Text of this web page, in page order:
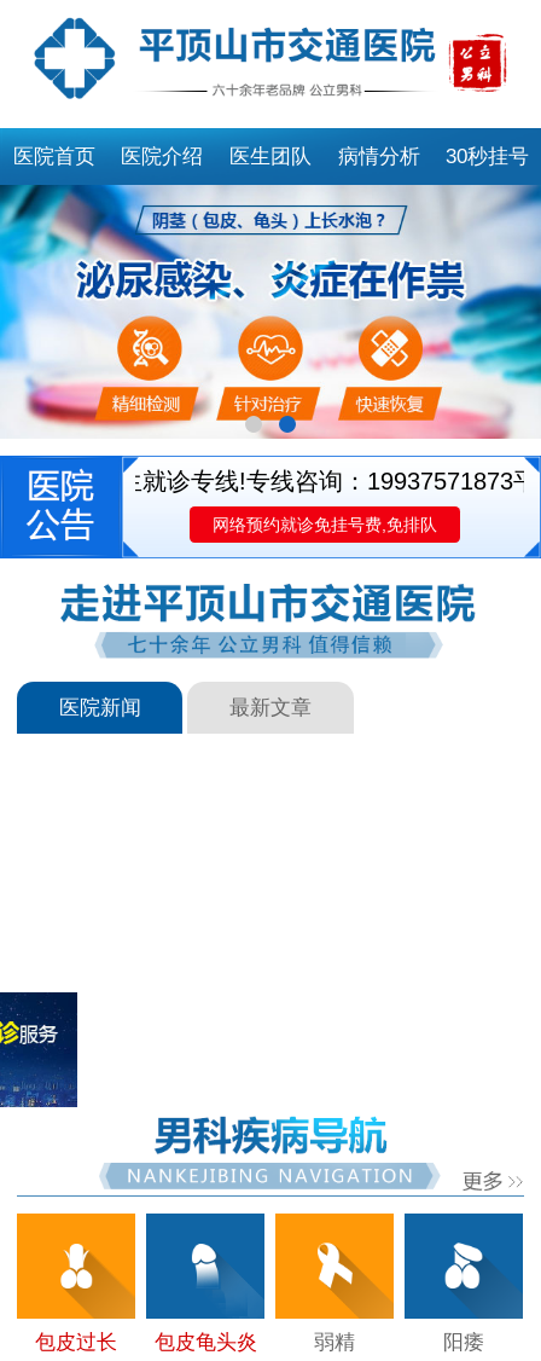
医院首页 医院介绍 医生团队 病情分析 30秒挂号
开通医生就诊专线!专线咨询：19937571873平
网络预约就诊免挂号费,免排队
医院新闻 最新文章
包皮过长 包皮龟头炎 弱精 阳痿